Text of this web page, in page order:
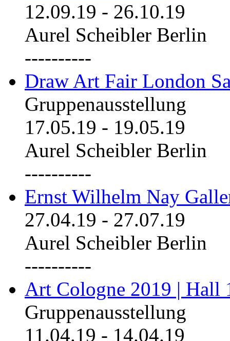
12.09.19 - 26.10.19
Aurel Scheibler Berlin
----------
Draw Art Fair London
Gruppenausstellung
17.05.19 - 19.05.19
Aurel Scheibler Berlin
----------
Ernst Wilhelm Nay
27.04.19 - 27.07.19
Aurel Scheibler Berlin
----------
Art Cologne 2019 | Hall
Gruppenausstellung
11.04.19 - 14.04.19